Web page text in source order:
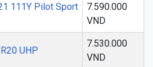
111Y Pilot Sport
7.590.000
VND
UHP
7.530.000
VND